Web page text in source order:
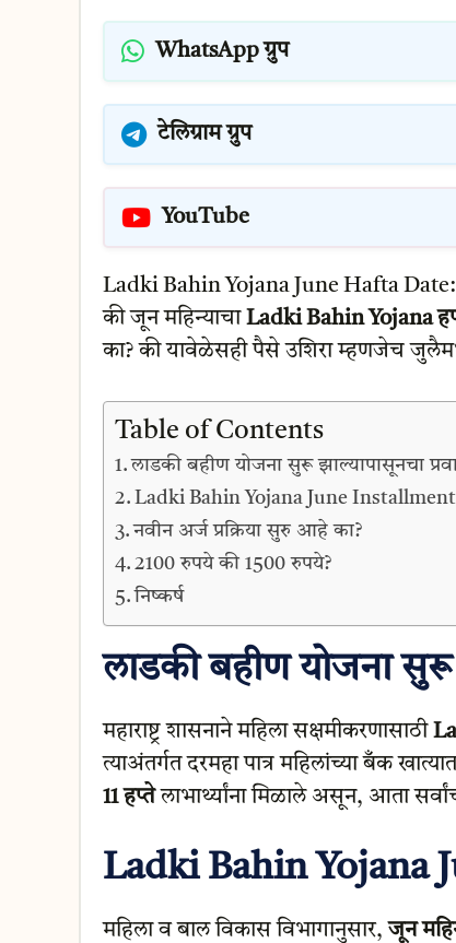
WhatsApp ग्रुप
टेलिग्राम ग्रुप
YouTube
Ladki Bahin Yojana June Hafta Date:
की जून महिन्याचा Ladki Bahin Yojana
का? की यावेळेसही पैसे उशिरा म्हणजेच
Table of Contents
लाडकी बहीण योजना सुरू झाल्यापासूनचा
Ladki Bahin Yojana June
नवीन अर्ज प्रक्रिया सुरु आहे का?
2100 रुपये की 1500 रुपये?
निष्कर्ष
लाडकी बहीण योजना सुरू
महाराष्ट्र शासनाने महिला सक्षमीकरणासाठी
त्याअंतर्गत दरमहा पात्र महिलांच्या बँक
11 हप्तेलाभार्थ्यांना मिळाले असून, आता
Ladki Bahin Yojana
महिला व बाल विकास विभागानुसार,जून